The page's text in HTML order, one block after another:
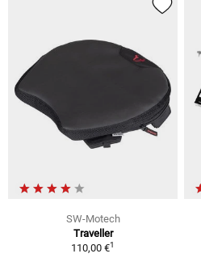
SW-Motech
Traveller
110,00 €1